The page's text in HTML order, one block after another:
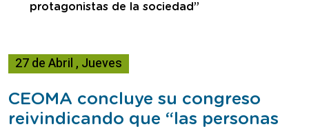
protagonistas de la sociedad”
27deAbril, Jueves
CEOMA concluye su congreso
reivindicando que “las personas